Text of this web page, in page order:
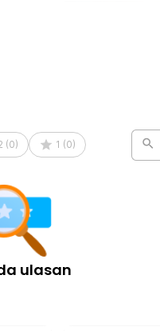
(0) 1 (0)
ulasan